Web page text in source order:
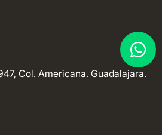
Col. Americana. Guadalajara.